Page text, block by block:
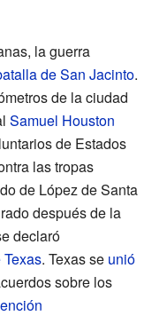
la guerra
de San Jacinto.
de la ciudad
Samuel Houston
de Estados
las tropas
de López de Santa
después de la
declaró
. Texas se unió
sobre los